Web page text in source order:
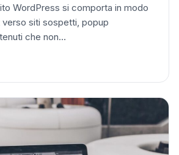
WordPress si comporta in modo
siti sospetti, popup
che non…